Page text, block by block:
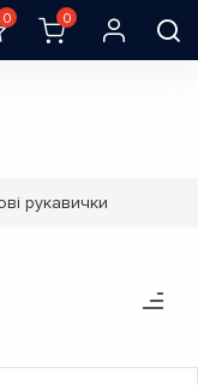
0 0
рукавички